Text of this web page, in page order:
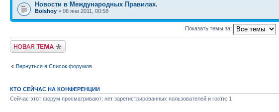
Новости в Международных Правилах.
Bolshoy » 06 янв 2011, 00:58
Показать темы за:
Новая тема
Вернуться в Список форумов
КТО СЕЙЧАС НА КОНФЕРЕНЦИИ
Сейчас этот форум просматривают: нет зарегистрированных пользователей и гости: 1